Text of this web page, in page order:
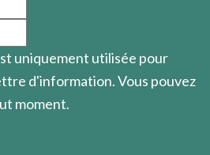
uniquement utilisée pour
d'information. Vous pouvez
moment.